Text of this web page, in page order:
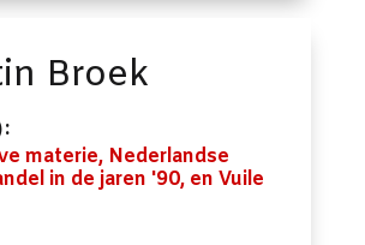
Broek
materie, Nederlandse
in de jaren '90, en Vuile